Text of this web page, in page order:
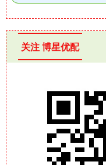
关注 博星优配